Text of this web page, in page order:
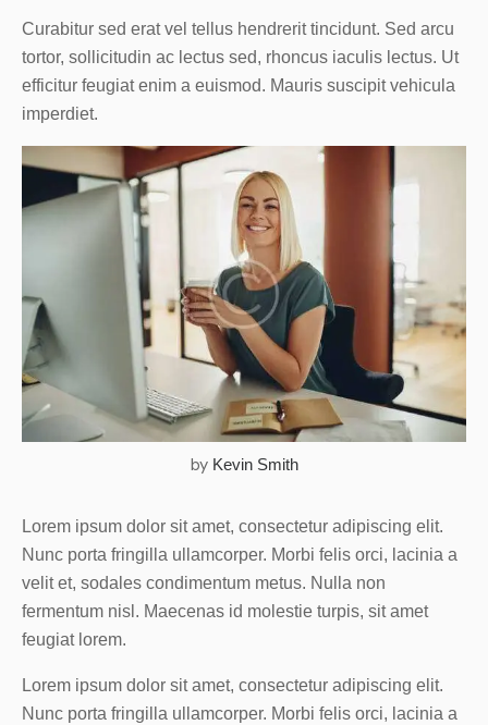
Curabitur sed erat vel tellus hendrerit tincidunt. Sed arcu
tortor, sollicitudin ac lectus sed, rhoncus iaculis lectus. Ut
efficitur feugiat enim a euismod. Mauris suscipit vehicula
imperdiet.
by Kevin Smith
Lorem ipsum dolor sit amet, consectetur adipiscing elit.
Nunc porta fringilla ullamcorper. Morbi felis orci, lacinia a
velit et, sodales condimentum metus. Nulla non
fermentum nisl. Maecenas id molestie turpis, sit amet
feugiat lorem.
Lorem ipsum dolor sit amet, consectetur adipiscing elit.
Nunc porta fringilla ullamcorper. Morbi felis orci, lacinia a